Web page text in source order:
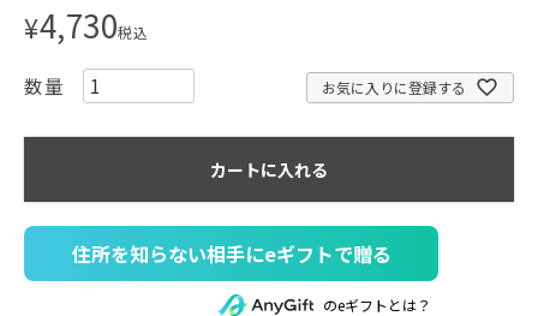
¥4,730税込
お気に入りに登録する
カートに入れる
住所を知らない相手にeギフトで贈る
のeギフトとは？